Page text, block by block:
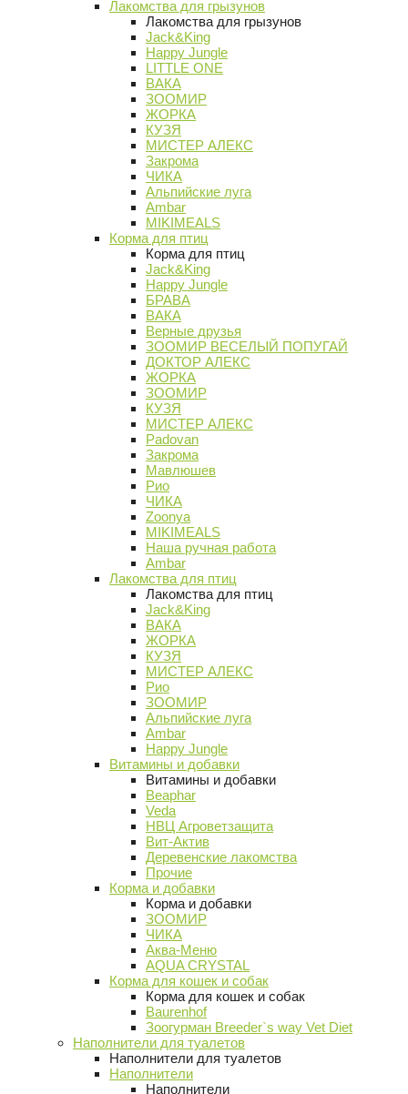
Лакомства для грызунов
Лакомства для грызунов
Jack&King
Happy Jungle
LITTLE ONE
ВАКА
ЗООМИР
ЖОРКА
КУЗЯ
МИСТЕР АЛЕКС
Закрома
ЧИКА
Альпийские луга
Ambar
MIKIMEALS
Корма для птиц
Корма для птиц
Jack&King
Happy Jungle
БРАВА
ВАКА
Верные друзья
ЗООМИР ВЕСЕЛЫЙ ПОПУГАЙ
ДОКТОР АЛЕКС
ЖОРКА
ЗООМИР
КУЗЯ
МИСТЕР АЛЕКС
Padovan
Закрома
Мавлюшев
Рио
ЧИКА
Zoonya
MIKIMEALS
Наша ручная работа
Ambar
Лакомства для птиц
Лакомства для птиц
Jack&King
ВАКА
ЖОРКА
КУЗЯ
МИСТЕР АЛЕКС
Рио
ЗООМИР
Альпийские луга
Ambar
Happy Jungle
Витамины и добавки
Витамины и добавки
Beaphar
Veda
НВЦ Агроветзащита
Вит-Актив
Деревенские лакомства
Прочие
Корма и добавки
Корма и добавки
ЗООМИР
ЧИКА
Аква-Меню
AQUA CRYSTAL
Корма для кошек и собак
Корма для кошек и собак
Baurenhof
Зоогурман Breeder`s way Vet Diet
Наполнители для туалетов
Наполнители для туалетов
Наполнители
Наполнители